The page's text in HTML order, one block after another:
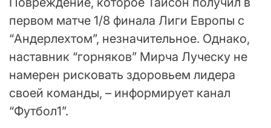
первом матче 1/8 финала Лиги Европы с
“Андерлехтом”, незначительное. Однако,
наставник “горняков” Мирча Луческу не
намерен рисковать здоровьем лидера
своей команды, – информирует канал
“Футбол1”.